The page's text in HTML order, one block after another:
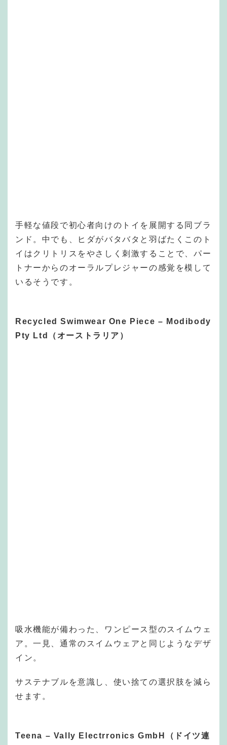
手軽な値段で初心者向けのトイを展開する同ブラ
ンド。中でも、ヒダがバタバタと羽ばたくこのト
イはクリトリスをやさしく刺激することで、パー
トナーからのオーラルプレジャーの感覚を模して
いるそうです。
Recycled Swimwear One Piece – Modibody
Pty Ltd（オーストラリア）
吸水機能が備わった、ワンピース型のスイムウェ
ア。一見、通常のスイムウェアと同じようなデザ
イン。
サステナブルを意識し、使い捨ての選択肢を減ら
せます。
Teena – Vally Electrronics GmbH（ドイツ連